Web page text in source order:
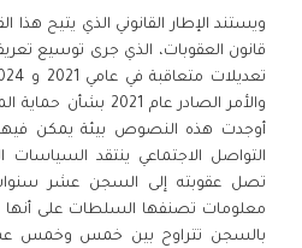
ويستند الإطار القانوني الذي يتيح
قانون العقوبات، الذي جرى توسيع
والأمر الصادر عام
أوجدت هذه النصوص بيئة يمكن
التواصل الاجتماعي ينتقد السياسات
تصل عقوبته إلى السجن عشر
معلومات تصنفها السلطات على أنها
بالسجن تتراوح بين خمس وخمس